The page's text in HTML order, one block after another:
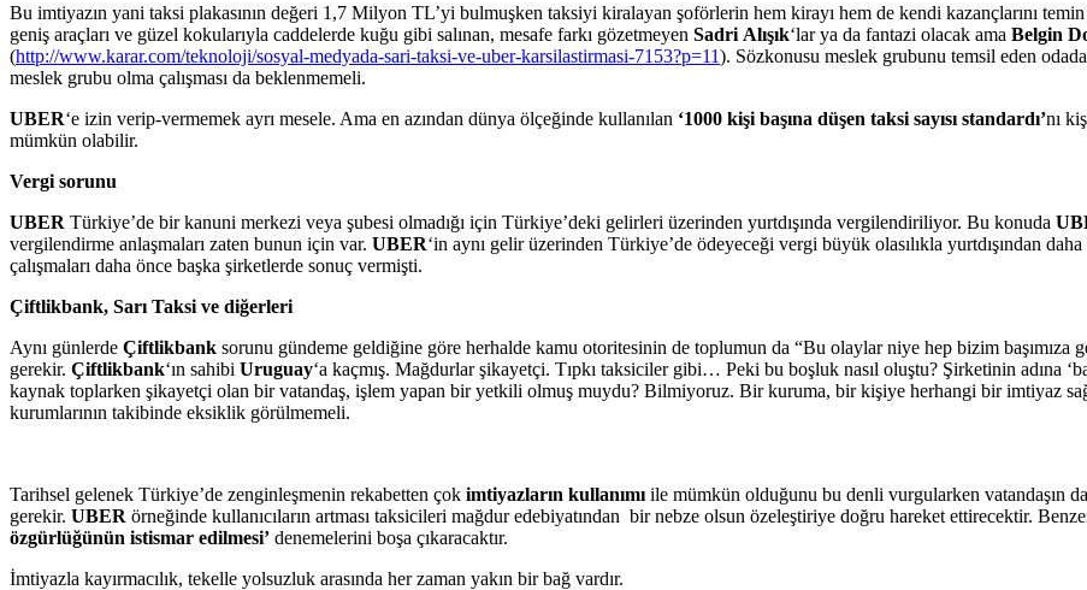
Bu imtiyazın yani taksi plakasının değeri 1,7 Milyon TL’yi bulmuşken taksiyi kiralayan şoförlerin hem kirayı hem de kendi kazançlarını
geniş araçları ve güzel kokularıyla caddelerde kuğu gibi salınan, mesafe farkı gözetmeyen Sadri Alışık‘lar ya da fantazi olacak ama Belgin
(http://www.karar.com/teknoloji/sosyal-medyada-sari-taksi-ve-uber-karsilastirmasi-7153?p=11). Sözkonusu meslek grubunu temsil eden
meslek grubu olma çalışması da beklenmemeli.
UBER‘e izin verip-vermemek ayrı mesele. Ama en azından dünya ölçeğinde kullanılan ‘1000 kişi başına düşen taksi sayısı standardı’nı
mümkün olabilir.
Vergi sorunu
UBER Türkiye’de bir kanuni merkezi veya şubesi olmadığı için Türkiye’deki gelirleri üzerinden yurtdışında vergilendiriliyor. Bu konuda
vergilendirme anlaşmaları zaten bunun için var. UBER‘in aynı gelir üzerinden Türkiye’de ödeyeceği vergi büyük olasılıkla yurtdışından
çalışmaları daha önce başka şirketlerde sonuç vermişti.
Çiftlikbank, Sarı Taksi ve diğerleri
Aynı günlerde Çiftlikbank sorunu gündeme geldiğine göre herhalde kamu otoritesinin de toplumun da “Bu olaylar niye hep bizim başımıza
gerekir. Çiftlikbank‘ın sahibi Uruguay‘a kaçmış. Mağdurlar şikayetçi. Tıpkı taksiciler gibi… Peki bu boşluk nasıl oluştu? Şirketinin adına
kaynak toplarken şikayetçi olan bir vatandaş, işlem yapan bir yetkili olmuş muydu? Bilmiyoruz. Bir kuruma, bir kişiye herhangi bir imtiyaz
kurumlarının takibinde eksiklik görülmemeli.
Tarihsel gelenek Türkiye’de zenginleşmenin rekabetten çok imtiyazların kullanımı ile mümkün olduğunu bu denli vurgularken vatandaşın
gerekir. UBER örneğinde kullanıcıların artması taksicileri mağdur edebiyatından bir nebze olsun özeleştiriye doğru hareket ettirecektir.
özgürlüğünün istismar edilmesi’ denemelerini boşa çıkaracaktır.
İmtiyazla kayırmacılık, tekelle yolsuzluk arasında her zaman yakın bir bağ vardır.